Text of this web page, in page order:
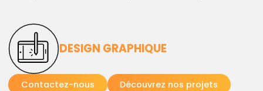
DESIGN GRAPHIQUE
Contactez-nous Découvrez nos projets